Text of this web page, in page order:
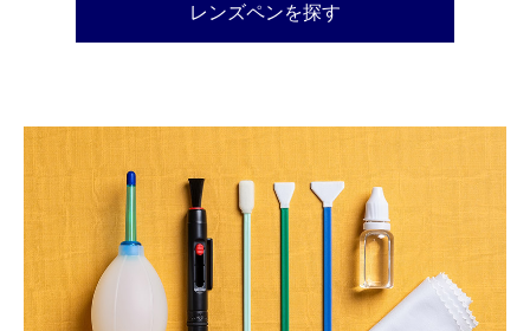
レンズペンを探す